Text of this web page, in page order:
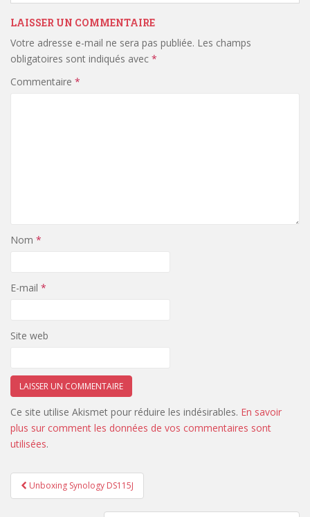
LAISSER UN COMMENTAIRE
Votre adresse e-mail ne sera pas publiée. Les champs
obligatoires sont indiqués avec *
Commentaire *
Nom *
E-mail *
Site web
Ce site utilise Akismet pour réduire les indésirables. En savoir
plus sur comment les données de vos commentaires sont
utilisées.
Navigation
de
Unboxing Synology DS115J